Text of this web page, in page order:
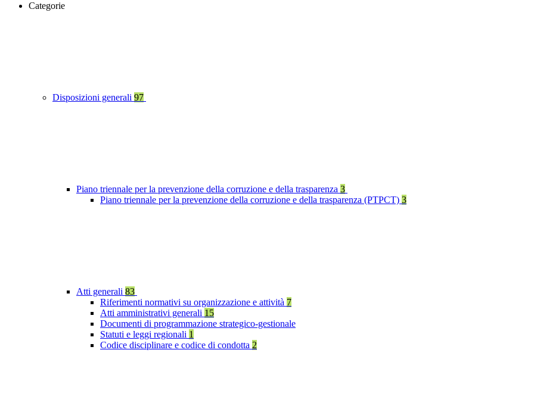
Categorie
Disposizioni generali 97
Piano triennale per la prevenzione della corruzione e della trasparenza 3
Piano triennale per la prevenzione della corruzione e della trasparenza (PTPCT) 3
Atti generali 83
Riferimenti normativi su organizzazione e attività 7
Atti amministrativi generali 15
Documenti di programmazione strategico-gestionale
Statuti e leggi regionali 1
Codice disciplinare e codice di condotta 2